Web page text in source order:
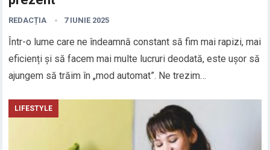
REDACȚIA 7 IUNIE 2025
Într-o lume care ne îndeamnă constant să fim mai rapizi, mai
eficienți și să facem mai multe lucruri deodată, este ușor să
ajungem să trăim în „mod automat”. Ne trezim…
LIFESTYLE